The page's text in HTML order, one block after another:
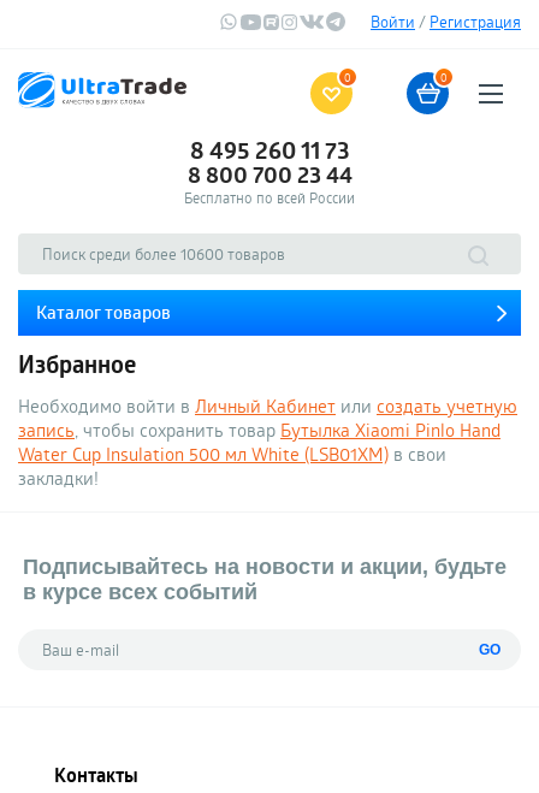
Войти / Регистрация
0 0
8 495 260 11 73
8 800 700 23 44
Бесплатно по всей России
Каталог товаров
Избранное
Необходимо войти в Личный Кабинет или создать учетную
запись, чтобы сохранить товар Бутылка Xiaomi Pinlo Hand
Water Cup Insulation 500 мл White (LSB01XM) в свои
закладки!
Подписывайтесь на новости и акции, будьте
в курсе всех событий
GO
Контакты